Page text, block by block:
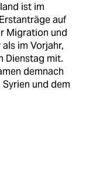
ist im
auf
Migration und
im Vorjahr,
Dienstag mit.
demnach
und dem